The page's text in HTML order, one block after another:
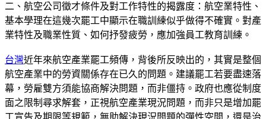
二、航空公司徵才條件及對工作特性的揭露度：航空業特性、
基本學理在這幾次罷工中顯示在職訓練似乎做得不確實。對產
業特性及職業性質、如何抒發疲勞，應加強員工教育訓練。
台灣近年來航空產業罷工頻傳，背後所反映出的，其實是整個
航空產業中的勞資關係存在已久的問題。建議罷工若要盡速落
幕，勞雇雙方須能協商解決問題，而非僵持。政府也應從制度
面之限制尋求解套，正視航空產業現況問題，而非只是增加罷
工宣告及期限等規範，無助解決現況問題的彈性空間，還是治